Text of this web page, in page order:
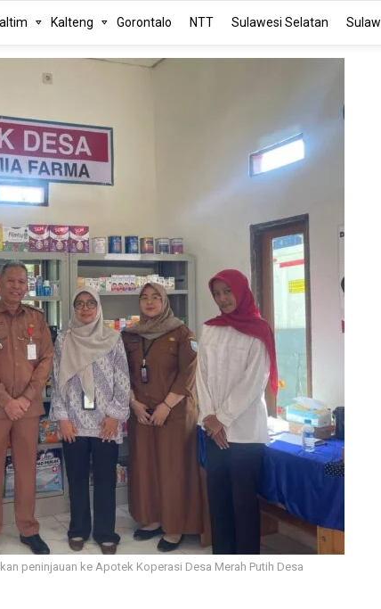
Kalteng Gorontalo NTT Sulawesi Selatan
peninjauan ke Apotek Koperasi Desa Merah Putih Desa